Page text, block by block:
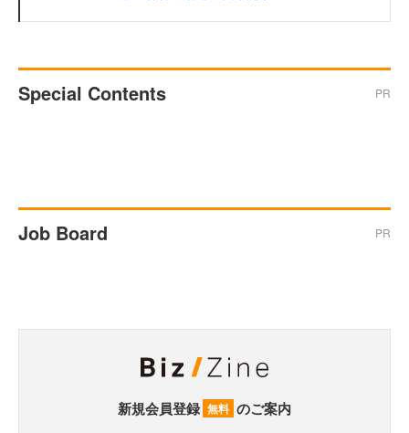
Special Contents PR
Job Board PR
新規会員登録 無料 のご案内